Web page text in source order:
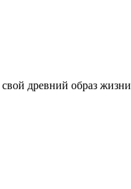
древний образ жизни